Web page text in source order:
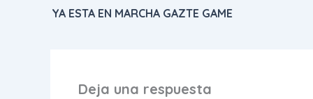
YA ESTA EN MARCHA GAZTE GAME
Deja una respuesta